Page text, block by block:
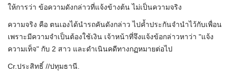
ให้การว่า ข้อความดังกล่าวที่แจ้งข้างต้น ไม่เป็นความจริง
ความจริง คือ ตนเองได้นำรถคันดังกล่าว ไปค้ำประกันจำนำไว้กับเพื่อน
เพราะมีความจำเป็นต้องใช้เงิน เจ้าหน้าที่จึงแจ้งข้อกล่าวหาว่า "แจ้ง
ความเท็จ" กับ 2 สาว และดำเนินคดีทางกฏหมายต่อไป
Cr.ประสิทธิ์ //ปทุมธานี.